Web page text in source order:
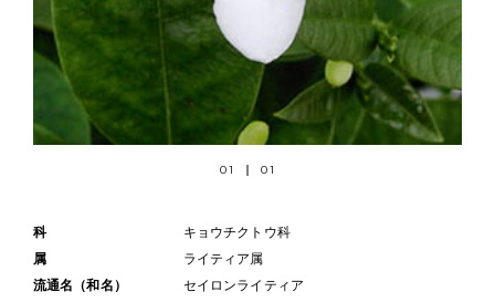
01 01
科
キョウチクトウ科
属
ライティア属
流通名（和名）
セイロンライティア